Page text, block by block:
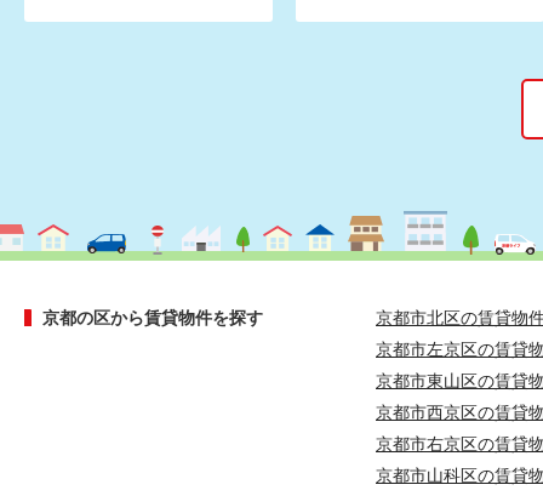
京都の区から賃貸物件を探す
京都市北区の賃貸物
京都市左京区の賃貸
京都市東山区の賃貸
京都市西京区の賃貸
京都市右京区の賃貸
京都市山科区の賃貸